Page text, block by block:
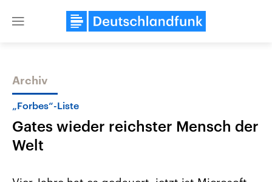
Close
Themen
Archiv
„Forbes“-Liste
Gates wieder reichster Mensch der
Welt